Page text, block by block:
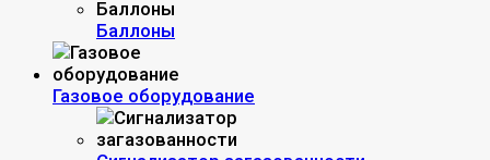
Баллоны
Газовое оборудование